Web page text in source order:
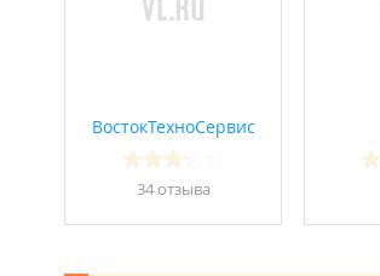
ВостокТехноСервис
34 отзывa